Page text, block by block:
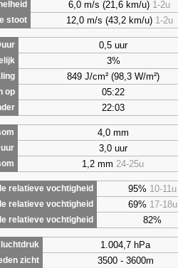
6,0 m/s (21,6 km/u) 1-2u
stoot 12,0 m/s (43,2 km/u) 1-2u
0,5 uur
3%
849 J/cm² (98,3 W/m²)
op 05:22
22:03
4,0 mm
3,0 uur
1,2 mm 24-25u
relatieve vochtigheid
95% 10-11u
relatieve vochtigheid 69% 17-18u
relatieve vochtigheid 82%
1.004,7 hPa
zicht 3500 - 3600m